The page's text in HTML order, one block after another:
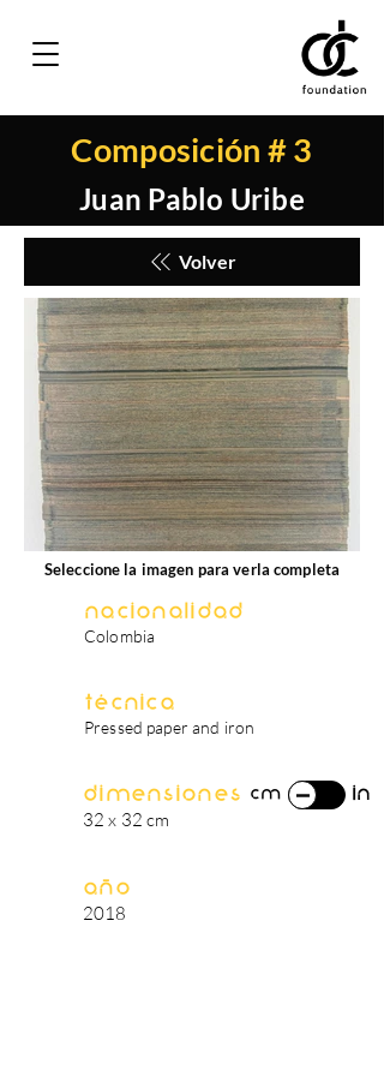
Composición # 3
Juan Pablo Uribe
Volver
Seleccione la imagen para verla completa
Nacionalidad
Colombia
Técnica
Pressed paper and iron
Dimensiones
32 x 32 cm
cm in
Año
2018